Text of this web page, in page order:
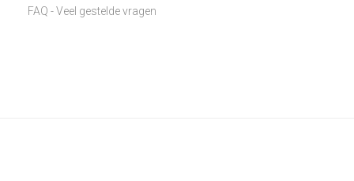
FAQ - Veel gestelde vragen